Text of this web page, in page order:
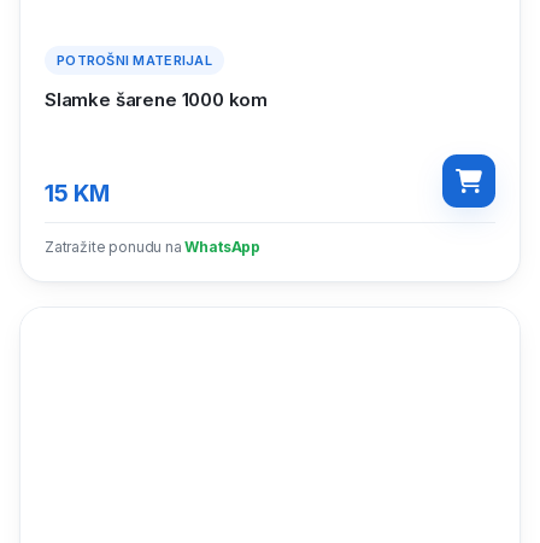
POTROŠNI MATERIJAL
Slamke šarene 1000 kom
15 KM
Zatražite ponudu na WhatsApp